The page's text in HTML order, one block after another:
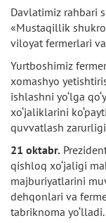
Davlatimiz rahbari
«Mustaqillik
viloyat fermerlari
Yurtboshimiz
xomashyo
ishlashni yo‘lga
xo‘jaliklarini
quvvatlash
21 oktabr.
qishloq xo‘jaligi
majburiyatlarini
dehqonlari va
tabriknoma yo‘lladi.